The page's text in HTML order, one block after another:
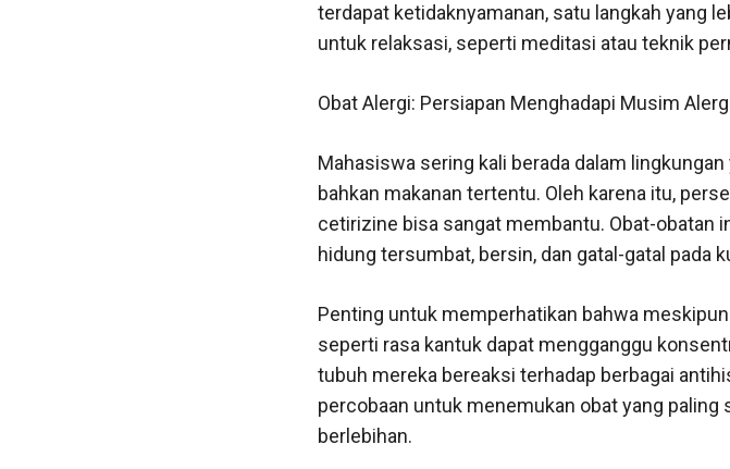
terdapat ketidaknyamanan, satu langkah yang
untuk relaksasi, seperti meditasi atau teknik
Obat Alergi: Persiapan Menghadapi Musim
Mahasiswa sering kali berada dalam
bahkan makanan tertentu. Oleh karena itu,
cetirizine bisa sangat membantu. Obat-obatan
hidung tersumbat, bersin, dan gatal-gatal pada
Penting untuk memperhatikan bahwa
seperti rasa kantuk dapat mengganggu
tubuh mereka bereaksi terhadap berbagai
percobaan untuk menemukan obat yang
berlebihan.